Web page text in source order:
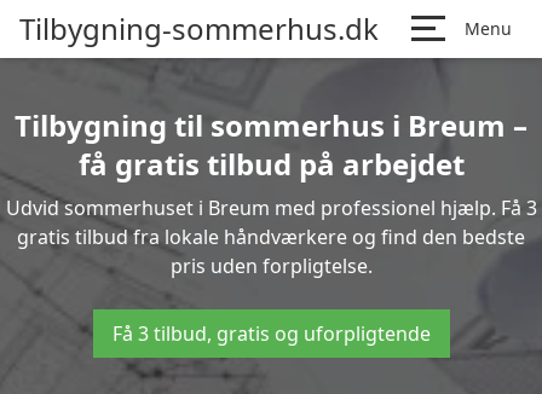
Tilbygning-sommerhus.dk Menu
Tilbygning til sommerhus i Breum –
få gratis tilbud på arbejdet
Udvid sommerhuset i Breum med professionel hjælp. Få 3
gratis tilbud fra lokale håndværkere og find den bedste
pris uden forpligtelse.
Få 3 tilbud, gratis og uforpligtende